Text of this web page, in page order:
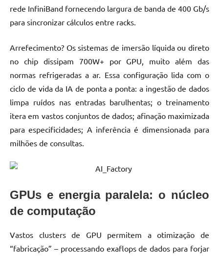
rede InfiniBand fornecendo largura de banda de 400 Gb/s
para sincronizar cálculos entre racks.
Arrefecimento? Os sistemas de imersão líquida ou direto
no chip dissipam 700W+ por GPU, muito além das
normas refrigeradas a ar. Essa configuração lida com o
ciclo de vida da IA de ponta a ponta: a ingestão de dados
limpa ruídos nas entradas barulhentas; o treinamento
itera em vastos conjuntos de dados; afinação maximizada
para especificidades; A inferência é dimensionada para
milhões de consultas.
GPUs e energia paralela: o núcleo
de computação
Vastos clusters de GPU permitem a otimização de
“fabricação” – processando exaflops de dados para forjar